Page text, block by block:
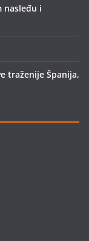
nasleđu i
traženije Španija,